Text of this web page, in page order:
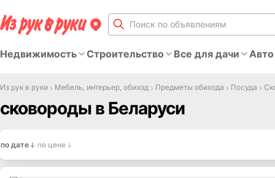
Недвижимость Строительство Все для дачи
Из рук в руки Мебель, интерьер, обиход Предметы обихода Посуда
сковороды в Беларуси
по дате по цене